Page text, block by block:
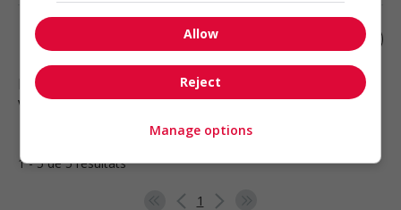
Préposé.e à la location
Bromont
Vente, achat et service à la clientèle
1 - 5 de 5 résultats
1
Allow
Reject
Manage options